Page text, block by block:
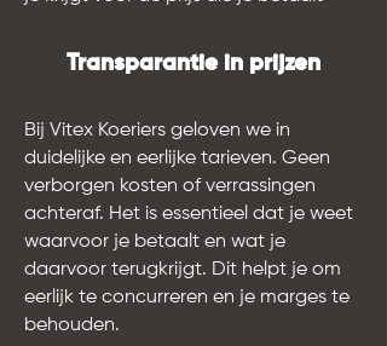
Transparantie in prijzen
Bij Vitex Koeriers geloven we in
duidelijke en eerlijke tarieven. Geen
verborgen kosten of verrassingen
achteraf. Het is essentieel dat je weet
waarvoor je betaalt en wat je
daarvoor terugkrijgt. Dit helpt je om
eerlijk te concurreren en je marges te
behouden.